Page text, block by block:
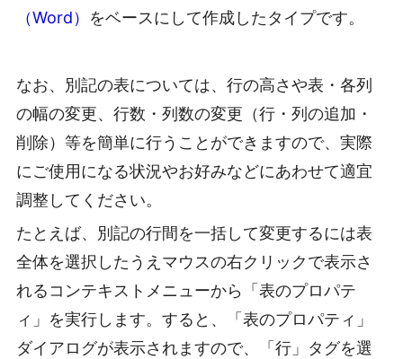
（Word） をベースにして作成したタイプです。
なお、別記の表については、行の高さや表・各列
の幅の変更、行数・列数の変更（行・列の追加・
削除）等を簡単に行うことができますので、実際
にご使用になる状況やお好みなどにあわせて適宜
調整してください。
たとえば、別記の行間を一括して変更するには表
全体を選択したうえマウスの右クリックで表示さ
れるコンテキストメニューから「表のプロパテ
ィ」を実行します。すると、「表のプロパティ」
ダイアログが表示されますので、「行」タグを選